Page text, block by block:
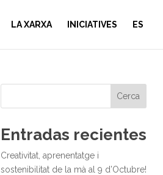
LA XARXA INICIATIVES ES
Cerca
Entradas recientes
Creativitat, aprenentatge i
sostenibilitat de la mà al 9 d’Octubre!